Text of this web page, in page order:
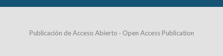
Publicación de Acceso Abierto · Open Access Publication